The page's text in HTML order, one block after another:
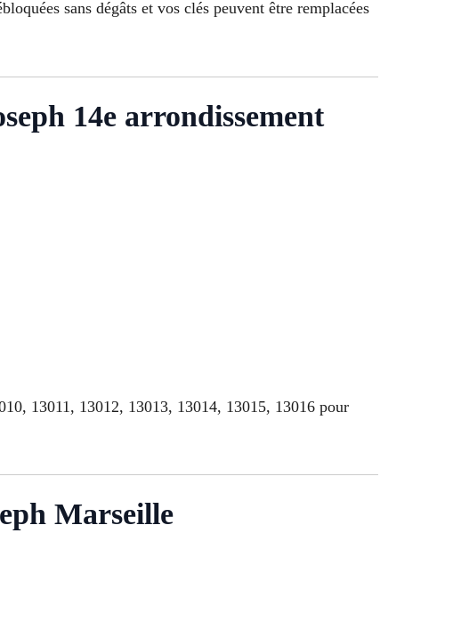
sans dégâts et vos clés peuvent être remplacées
14e arrondissement
13011, 13012, 13013, 13014, 13015, 13016 pour
Marseille